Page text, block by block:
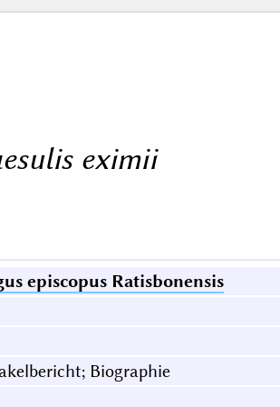
eximii
episcopus Ratisbonensis
Biographie